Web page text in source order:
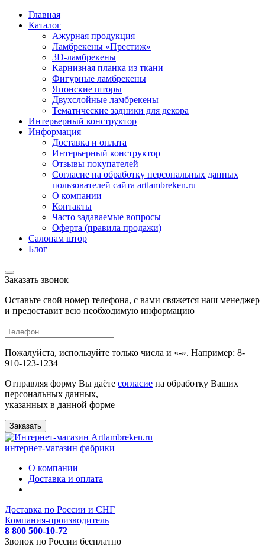
Главная
Каталог
Ажурная продукция
Ламбрекены «Престиж»
3D-ламбрекены
Карнизная планка из ткани
Фигурные ламбрекены
Японские шторы
Двухслойные ламбрекены
Тематические задники для декора
Интерьерный конструктор
Информация
Доставка и оплата
Интерьерный конструктор
Отзывы покупателей
Согласие на обработку персональных данных
пользователей сайта artlambreken.ru
О компании
Контакты
Часто задаваемые вопросы
Оферта (правила продажи)
Салонам штор
Блог
Заказать звонок
Оставьте свой номер телефона, с вами свяжется наш менеджер
и предоставит всю необходимую информацию
Пожалуйста, используйте только числа и «-». Например: 8-
910-123-1234
Отправляя форму Вы даёте согласие на обработку Ваших
персональных данных,
указанных в данной форме
Заказать
интернет-магазин фабрики
О компании
Доставка и оплата
Доставка по России и СНГ
Компания-производитель
8 800 500-10-72
Звонок по России бесплатно